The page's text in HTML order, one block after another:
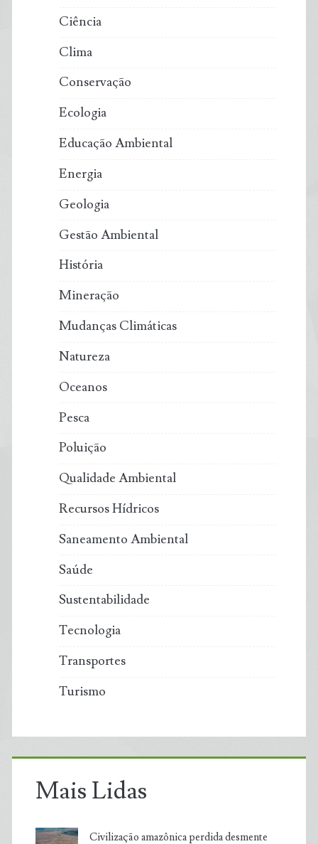
Ciência
Clima
Conservação
Ecologia
Educação Ambiental
Energia
Geologia
Gestão Ambiental
História
Mineração
Mudanças Climáticas
Natureza
Oceanos
Pesca
Poluição
Qualidade Ambiental
Recursos Hídricos
Saneamento Ambiental
Saúde
Sustentabilidade
Tecnologia
Transportes
Turismo
Mais Lidas
Civilização amazônica perdida desmente